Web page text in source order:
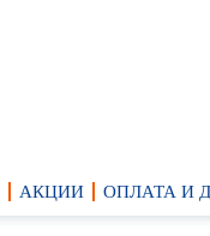
АКЦИИ ОПЛАТА И